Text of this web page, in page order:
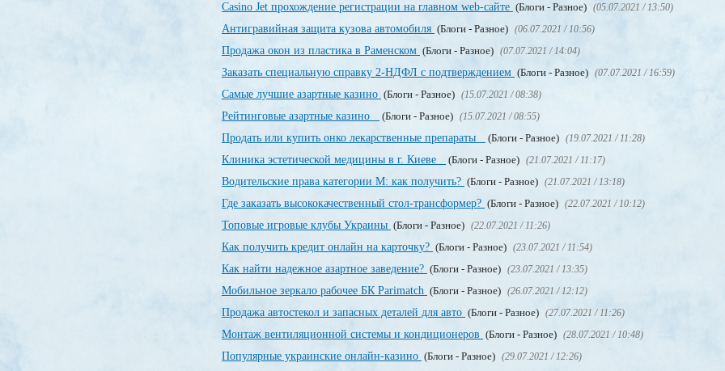
Сasino Jet прохождение регистрации на главном web-сайте (Блоги - Разное) (05.07.2021 / 13:50)
Антигравийная защита кузова автомобиля (Блоги - Разное) (06.07.2021 / 10:56)
Продажа окон из пластика в Раменском (Блоги - Разное) (07.07.2021 / 14:04)
Заказать специальную справку 2-НДФЛ с подтверждением (Блоги - Разное) (07.07.2021 / 16:59)
Самые лучшие азартные казино (Блоги - Разное) (15.07.2021 / 08:38)
Рейтинговые азартные казино (Блоги - Разное) (15.07.2021 / 08:55)
Продать или купить онко лекарственные препараты (Блоги - Разное) (19.07.2021 / 11:28)
Клиника эстетической медицины в г. Киеве (Блоги - Разное) (21.07.2021 / 11:17)
Водительские права категории М: как получить? (Блоги - Разное) (21.07.2021 / 13:18)
Где заказать высококачественный стол-трансформер? (Блоги - Разное) (22.07.2021 / 10:12)
Топовые игровые клубы Украины (Блоги - Разное) (22.07.2021 / 11:26)
Как получить кредит онлайн на карточку? (Блоги - Разное) (23.07.2021 / 11:54)
Как найти надежное азартное заведение? (Блоги - Разное) (23.07.2021 / 13:35)
Мобильное зеркало рабочее БК Parimatch (Блоги - Разное) (26.07.2021 / 12:12)
Продажа автостекол и запасных деталей для авто (Блоги - Разное) (27.07.2021 / 11:26)
Монтаж вентиляционной системы и кондиционеров (Блоги - Разное) (28.07.2021 / 10:48)
Популярные украинские онлайн-казино (Блоги - Разное) (29.07.2021 / 12:26)